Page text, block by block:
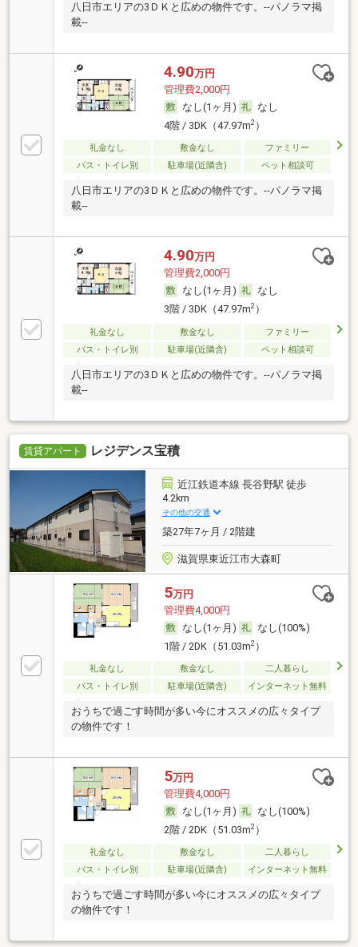
八日市エリアの3ＤＫと広めの物件です。--パノラマ掲
載--
4.90万円
管理費2,000円
なし(1ヶ月)
なし
4階 / 3DK（47.97m2）
礼金なし 敷金なし
ファミリー
バス・トイレ別
駐車場(近隣含) ペット相談可
八日市エリアの3ＤＫと広めの物件です。--パノラマ掲
載--
4.90万円
管理費2,000円
なし(1ヶ月)
なし
3階 / 3DK（47.97m2）
礼金なし 敷金なし
ファミリー
バス・トイレ別
駐車場(近隣含) ペット相談可
八日市エリアの3ＤＫと広めの物件です。--パノラマ掲
載--
賃貸アパート レジデンス宝積
近江鉄道本線 長谷野駅 徒歩
4.2km
その他の交通
築27年7ヶ月 / 2階建
滋賀県東近江市大森町
5万円
管理費4,000円
なし(1ヶ月)
なし(100%)
1階 / 2DK（51.03m2）
礼金なし 敷金なし
二人暮らし
バス・トイレ別
駐車場(近隣含) インターネット無料
おうちで過ごす時間が多い今にオススメの広々タイプ
の物件です！
5万円
管理費4,000円
なし(1ヶ月)
なし(100%)
2階 / 2DK（51.03m2）
礼金なし 敷金なし
二人暮らし
バス・トイレ別
駐車場(近隣含) インターネット無料
おうちで過ごす時間が多い今にオススメの広々タイプ
の物件です！